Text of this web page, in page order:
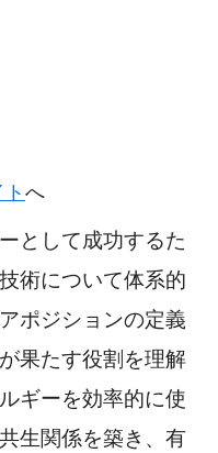
へ
として成功するた
術について体系的
ポジションの定義
果たす役割を理解
ギーを効率的に使
生関係を築き、有